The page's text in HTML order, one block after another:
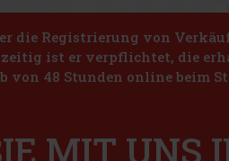
die Registrierung von
ist er verpflichtet, die
von 48 Stunden online beim
MIT UNS